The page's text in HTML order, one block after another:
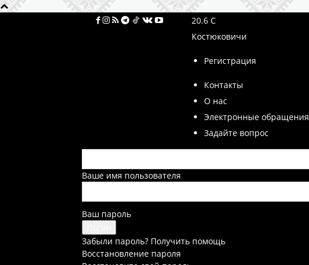
20.6 C
Костюковичи
Регистрация
Контакты
О нас
Электронные обращения
Задайте вопрос
Ваше имя пользователя
Ваш пароль
Забыли пароль? Получить помощь
Восстановление пароля